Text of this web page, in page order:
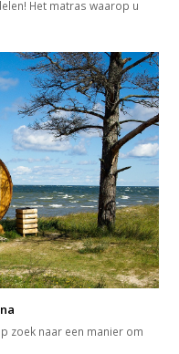
Het matras waarop u
zoek naar een manier om